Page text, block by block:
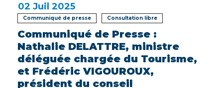
02 Juil 2025
Communiqué de presse Consultation libre
Communiqué de Presse :
Nathalie DELATTRE, ministre
déléguée chargée du Tourisme,
et Frédéric VIGOUROUX,
président du conseil